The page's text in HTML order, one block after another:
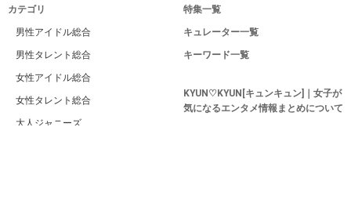
カテゴリ
男性アイドル総合
男性タレント総合
女性アイドル総合
女性タレント総合
大人ジャニーズ
特集一覧
キュレーター一覧
キーワード一覧
KYUN♡KYUN[キュンキュン]｜女子が
気になるエンタメ情報まとめについて